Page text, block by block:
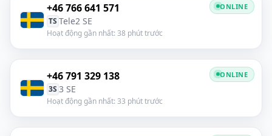
+46 766 641 571
TS Tele2 SE
Hoạt động gần nhất: 38 phút trước
ONLINE
+46 791 329 138
3S 3 SE
Hoạt động gần nhất: 33 phút trước
ONLINE